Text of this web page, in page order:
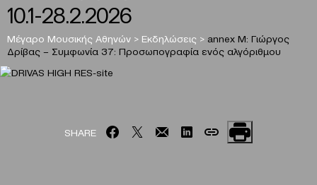
10.1-28.2.2026
Μέγαρο Μουσικής Αθηνών > Εκδηλώσεις > annex M: Γιώργος
Δρίβας – Συμφωνία 37: Προσωπογραφία ενός αλγόριθμου
SHARE